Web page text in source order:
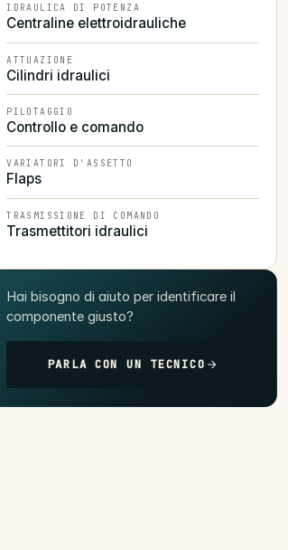
IDRAULICA DI POTENZA
Centraline elettroidrauliche
ATTUAZIONE
Cilindri idraulici
PILOTAGGIO
Controllo e comando
VARIATORI D'ASSETTO
Flaps
TRASMISSIONE DI COMANDO
Trasmettitori idraulici
Hai bisogno di aiuto per identificare il
componente giusto?
PARLA CON UN TECNICO